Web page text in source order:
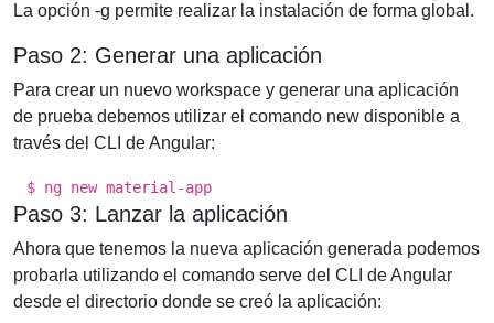
La opción -g permite realizar la instalación de forma global.
Paso 2: Generar una aplicación
Para crear un nuevo workspace y generar una aplicación
de prueba debemos utilizar el comando new disponible a
través del CLI de Angular:
$ ng new material-app
Paso 3: Lanzar la aplicación
Ahora que tenemos la nueva aplicación generada podemos
probarla utilizando el comando serve del CLI de Angular
desde el directorio donde se creó la aplicación: